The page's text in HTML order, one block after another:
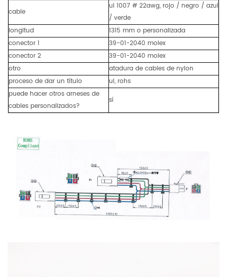
cable
ul 1007 # 22awg, rojo / negro / azul
/ verde
longitud
1315 mm o personalizada
conector 1
39-01-2040 molex
conector 2
39-01-2040 molex
otro
atadura de cables de nylon
proceso de dar un título
ul, rohs
puede hacer otros arneses de
cables personalizados?
sí